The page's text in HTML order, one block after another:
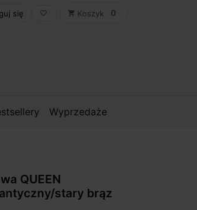
się favorite_border shopping_cart Koszyk 0
Wyprzedaże
QUEEN
stary brąz